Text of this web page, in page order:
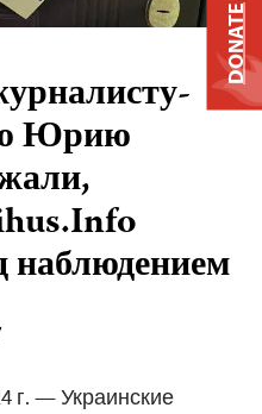
Юрию
наблюдением
г. — Украинские
DONATE